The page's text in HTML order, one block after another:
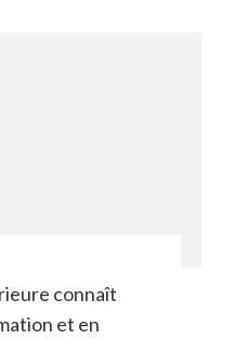
connaît
et en